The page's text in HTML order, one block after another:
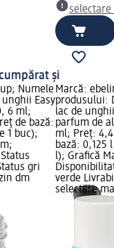
selectare
și
Numele
Easy
6 ml;
de bază:
1 buc);
gri
dm
Marcă:
produsului:
lac de
parfum de
ml; Preț:
bază: 0,125
l); Grafică
verde
selectare